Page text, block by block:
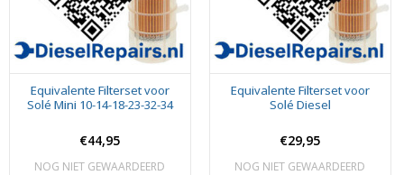
Equivalente Filterset voor
Solé Mini 10-14-18-23-32-34
€44,95
NOG NIET GEWAARDEERD
Equivalente Filterset voor
Solé Diesel
€29,95
NOG NIET GEWAARDEERD